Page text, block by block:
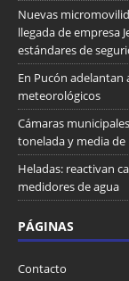
Nuevas
llegada de empresa
estándares de
En Pucón
meteorológicos
Cámaras
tonelada y media de
Heladas: reactivan
medidores de agua
PÁGINAS
Contacto